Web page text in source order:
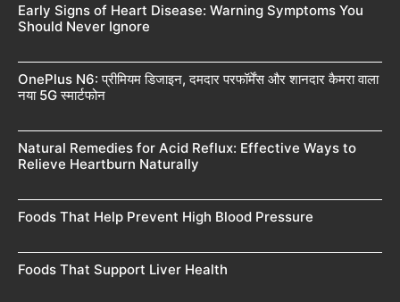
Early Signs of Heart Disease: Warning Symptoms You
Should Never Ignore
OnePlus N6: प्रीमियम डिजाइन, दमदार परफॉर्मेंस और शानदार कैमरा वाला
नया 5G स्मार्टफोन
Natural Remedies for Acid Reflux: Effective Ways to
Relieve Heartburn Naturally
Foods That Help Prevent High Blood Pressure
Foods That Support Liver Health